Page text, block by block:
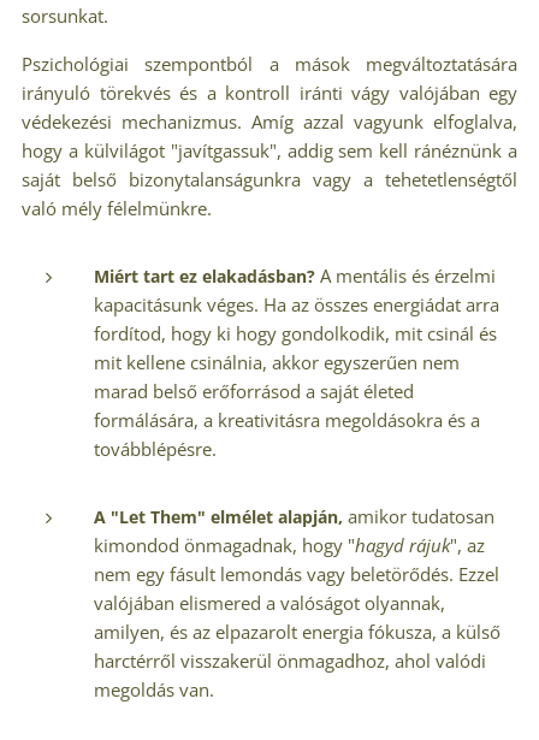
sorsunkat.
Pszichológiai szempontból a mások megváltoztatására
irányuló törekvés és a kontroll iránti vágy valójában egy
védekezési mechanizmus. Amíg azzal vagyunk elfoglalva,
hogy a külvilágot "javítgassuk", addig sem kell ránéznünk a
saját belső bizonytalanságunkra vagy a tehetetlenségtől
való mély félelmünkre.
Miért tart ez elakadásban? A mentális és érzelmi
kapacitásunk véges. Ha az összes energiádat arra
fordítod, hogy ki hogy gondolkodik, mit csinál és
mit kellene csinálnia, akkor egyszerűen nem
marad belső erőforrásod a saját életed
formálására, a kreativitásra megoldásokra és a
továbblépésre.
A "Let Them" elmélet alapján, amikor tudatosan
kimondod önmagadnak, hogy "hagyd rájuk", az
nem egy fásult lemondás vagy beletörődés. Ezzel
valójában elismered a valóságot olyannak,
amilyen, és az elpazarolt energia fókusza, a külső
harctérről visszakerül önmagadhoz, ahol valódi
megoldás van.